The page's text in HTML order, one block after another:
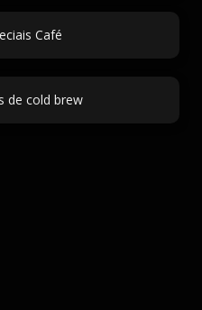
Café
de cold brew